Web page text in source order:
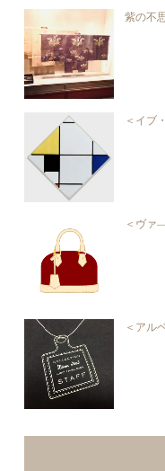
紫の不
＜イブ
＜ヴァ
＜アル